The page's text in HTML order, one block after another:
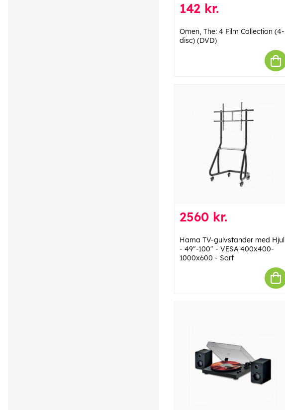
142 kr.
Omen, The: 4 Film Collection (4-
disc) (DVD)
2560 kr.
Hama TV-gulvstander med Hjul
- 49"-100" - VESA 400x400-
1000x600 - Sort